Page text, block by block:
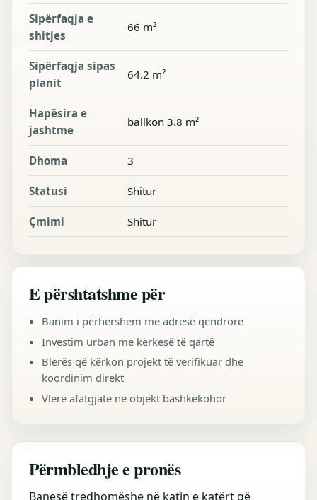
Sipërfaqja e
shitjes
66 m²
Sipërfaqja sipas
planit
64.2 m²
Hapësira e
jashtme
ballkon 3.8 m²
Dhoma 3
Statusi Shitur
Çmimi Shitur
E përshtatshme për
Banim i përhershëm me adresë qendrore
Investim urban me kërkesë të qartë
Blerës që kërkon projekt të verifikuar dhe
koordinim direkt
Vlerë afatgjatë në objekt bashkëkohor
Përmbledhje e pronës
Banesë tredhomëshe në katin e katërt që